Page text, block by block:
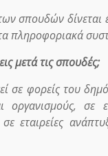
σπουδών
πληροφοριακά
μετά τις σπουδές;
σε φορείς του
οργανισμούς, σε
εταιρείες